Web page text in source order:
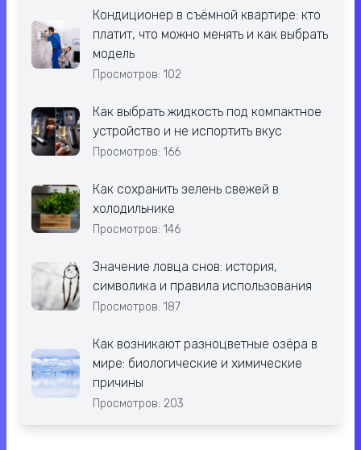
Кондиционер в съёмной квартире: кто
платит, что можно менять и как выбрать
модель
Просмотров: 102
Как выбрать жидкость под компактное
устройство и не испортить вкус
Просмотров: 166
Как сохранить зелень свежей в
холодильнике
Просмотров: 146
Значение ловца снов: история,
символика и правила использования
Просмотров: 187
Как возникают разноцветные озёра в
мире: биологические и химические
причины
Просмотров: 203